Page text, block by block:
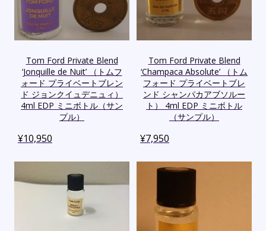
Tom Ford Private Blend
‘Jonquille de Nuit’ （トムフ
ォード プライベートブレン
ド ジョンクイュデニュィ）
4ml EDP ミニボトル（サン
プル）
¥10,950
Tom Ford Private Blend
‘Champaca Absolute’ （トム
フォード プライベートブレ
ンド シャンパカアブソルー
ト） 4ml EDP ミニボトル
（サンプル）
¥7,950